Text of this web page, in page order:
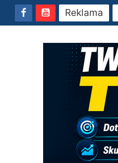
Reklama